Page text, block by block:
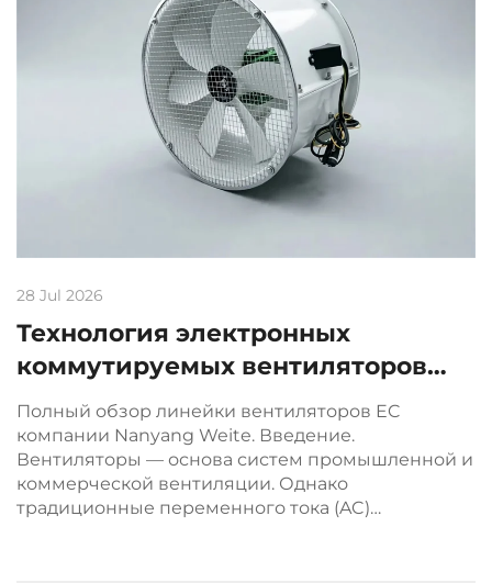
28 Jul 2026
Технология электронных
коммутируемых вентиляторов
(EC): экономия энергии до 50 %
для промышленной вентиляции
Полный обзор линейки вентиляторов EC
компании Nanyang Weite. Введение.
Вентиляторы — основа систем промышленной и
коммерческой вентиляции. Однако
традиционные переменного тока (AC)